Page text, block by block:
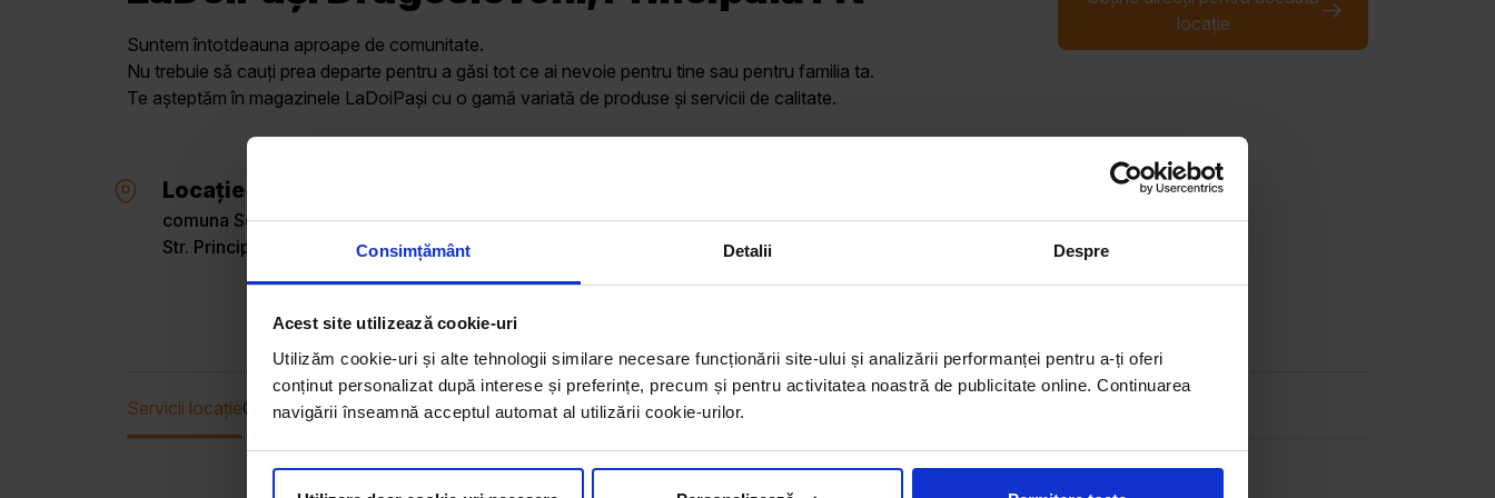
Consimțământ Detalii Despre
Acest site utilizează cookie-uri
Utilizăm cookie-uri și alte tehnologii similare necesare funcționării site-ului și analizării performanței pentru a-ți oferi
conținut personalizat după interese și preferințe, precum și pentru activitatea noastră de publicitate online. Continuarea
navigării înseamnă acceptul automat al utilizării cookie-urilor.
Suntem întotdeauna aproape de comunitate.
Nu trebuie să cauți prea departe pentru a găsi tot ce ai nevoie pentru tine sau pentru familia ta.
Te așteptăm în magazinele LaDoiPași cu o gamă variată de produse și servicii de calitate.
locație
Locație
comuna Soveja, sat Dragosloveni, Vrancea
Str. Principală, FN
L - V: 07:00 – 21:00
Servicii locațieOferta curentă